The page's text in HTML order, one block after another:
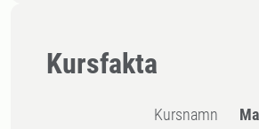
Kursfakta
Kursnamn